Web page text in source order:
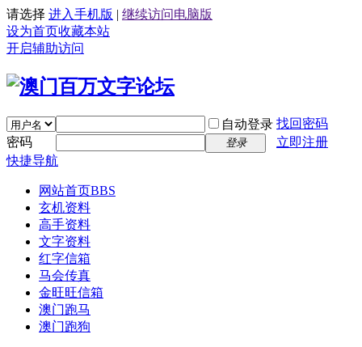
请选择 进入手机版 | 继续访问电脑版
设为首页收藏本站
开启辅助访问
自动登录 找回密码
密码
登录
立即注册
快捷导航
网站首页BBS
玄机资料
高手资料
文字资料
红字信箱
马会传真
金旺旺信箱
澳门跑马
澳门跑狗